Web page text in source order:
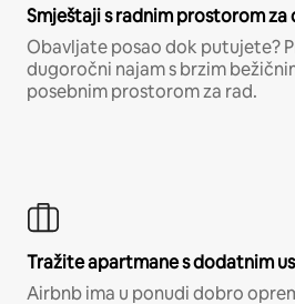
Smještaji s radnim prostorom
Obavljate posao dok putujete?
dugoročni najam s brzim
posebnim prostorom za rad.
Tražite apartmane s dodatnim
Airbnb ima u ponudi dobro